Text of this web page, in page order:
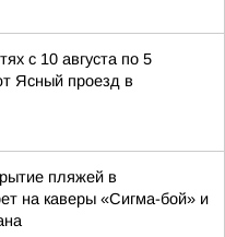
с 10 августа по 5
Ясный проезд в
пляжей в
на каверы «Сигма-бой» и